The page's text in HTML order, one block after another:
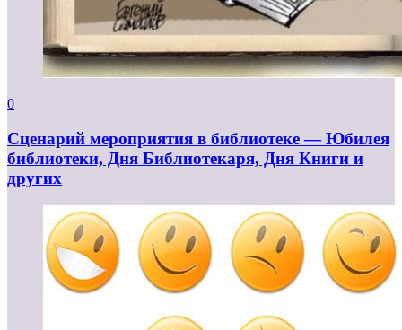
0
Сценарий мероприятия в библиотеке — Юбилея
библиотеки, Дня Библиотекаря, Дня Книги и
других